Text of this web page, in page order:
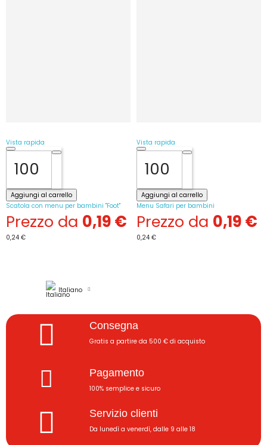
Vista rapida
Aggiungi al carrello
Scatola con menu per bambini "Foot"
Prezzo da 0,19 €
0,24 €
Vista rapida
Aggiungi al carrello
Menu Safari per bambini
Prezzo da 0,19 €
0,24 €
Italiano
Consegna
Gratis a partire da 500 € di acquisto
Pagamento
100% semplice e sicuro
Servizio clienti
Da lunedì a venerdì, dalle 9 alle 18